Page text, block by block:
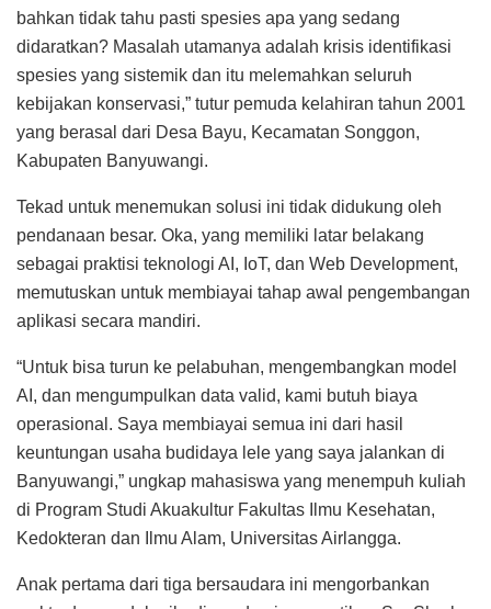
bahkan tidak tahu pasti spesies apa yang sedang
didaratkan? Masalah utamanya adalah krisis identifikasi
spesies yang sistemik dan itu melemahkan seluruh
kebijakan konservasi,” tutur pemuda kelahiran tahun 2001
yang berasal dari Desa Bayu, Kecamatan Songgon,
Kabupaten Banyuwangi.
Tekad untuk menemukan solusi ini tidak didukung oleh
pendanaan besar. Oka, yang memiliki latar belakang
sebagai praktisi teknologi AI, IoT, dan Web Development,
memutuskan untuk membiayai tahap awal pengembangan
aplikasi secara mandiri.
“Untuk bisa turun ke pelabuhan, mengembangkan model
AI, dan mengumpulkan data valid, kami butuh biaya
operasional. Saya membiayai semua ini dari hasil
keuntungan usaha budidaya lele yang saya jalankan di
Banyuwangi,” ungkap mahasiswa yang menempuh kuliah
di Program Studi Akuakultur Fakultas Ilmu Kesehatan,
Kedokteran dan Ilmu Alam, Universitas Airlangga.
Anak pertama dari tiga bersaudara ini mengorbankan